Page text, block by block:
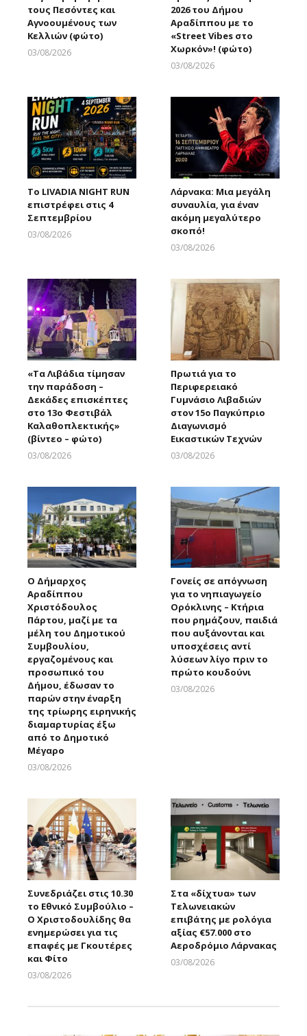
τους Πεσόντες και
Αγνοουμένους των
Κελλιών (φώτο)
03/08/2026
2026 του Δήμου
Αραδίππου με το
«Street Vibes στο
Χωρκόν»! (φώτο)
03/08/2026
Το LIVADIA NIGHT RUN
επιστρέφει στις 4
Σεπτεμβρίου
03/08/2026
Λάρνακα: Μια μεγάλη
συναυλία, για έναν
ακόμη μεγαλύτερο
σκοπό!
03/08/2026
«Τα Λιβάδια τίμησαν
την παράδοση –
Δεκάδες επισκέπτες
στο 13ο Φεστιβάλ
Καλαθοπλεκτικής»
(βίντεο – φώτο)
03/08/2026
Πρωτιά για το
Περιφερειακό
Γυμνάσιο Λιβαδιών
στον 15ο Παγκύπριο
Διαγωνισμό
Εικαστικών Τεχνών
03/08/2026
Ο Δήμαρχος
Αραδίππου
Χριστόδουλος
Πάρτου, μαζί με τα
μέλη του Δημοτικού
Συμβουλίου,
εργαζομένους και
προσωπικό του
Δήμου, έδωσαν το
παρών στην έναρξη
της τρίωρης ειρηνικής
διαμαρτυρίας έξω
από το Δημοτικό
Μέγαρο
03/08/2026
Γονείς σε απόγνωση
για το νηπιαγωγείο
Ορόκλινης – Κτήρια
που ρημάζουν, παιδιά
που αυξάνονται και
υποσχέσεις αντί
λύσεων λίγο πριν το
πρώτο κουδούνι
03/08/2026
Συνεδριάζει στις 10.30
το Εθνικό Συμβούλιο –
Ο Χριστοδουλίδης θα
ενημερώσει για τις
επαφές με Γκουτέρες
και Φίτο
03/08/2026
Στα «δίχτυα» των
Τελωνειακών
επιβάτης με ρολόγια
αξίας €57.000 στο
Αεροδρόμιο Λάρνακας
03/08/2026